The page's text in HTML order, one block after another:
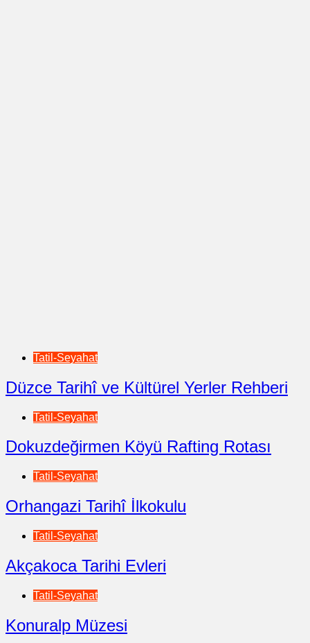
Tatil-Seyahat
Düzce Tarihî ve Kültürel Yerler Rehberi
Tatil-Seyahat
Dokuzdeğirmen Köyü Rafting Rotası
Tatil-Seyahat
Orhangazi Tarihî İlkokulu
Tatil-Seyahat
Akçakoca Tarihi Evleri
Tatil-Seyahat
Konuralp Müzesi